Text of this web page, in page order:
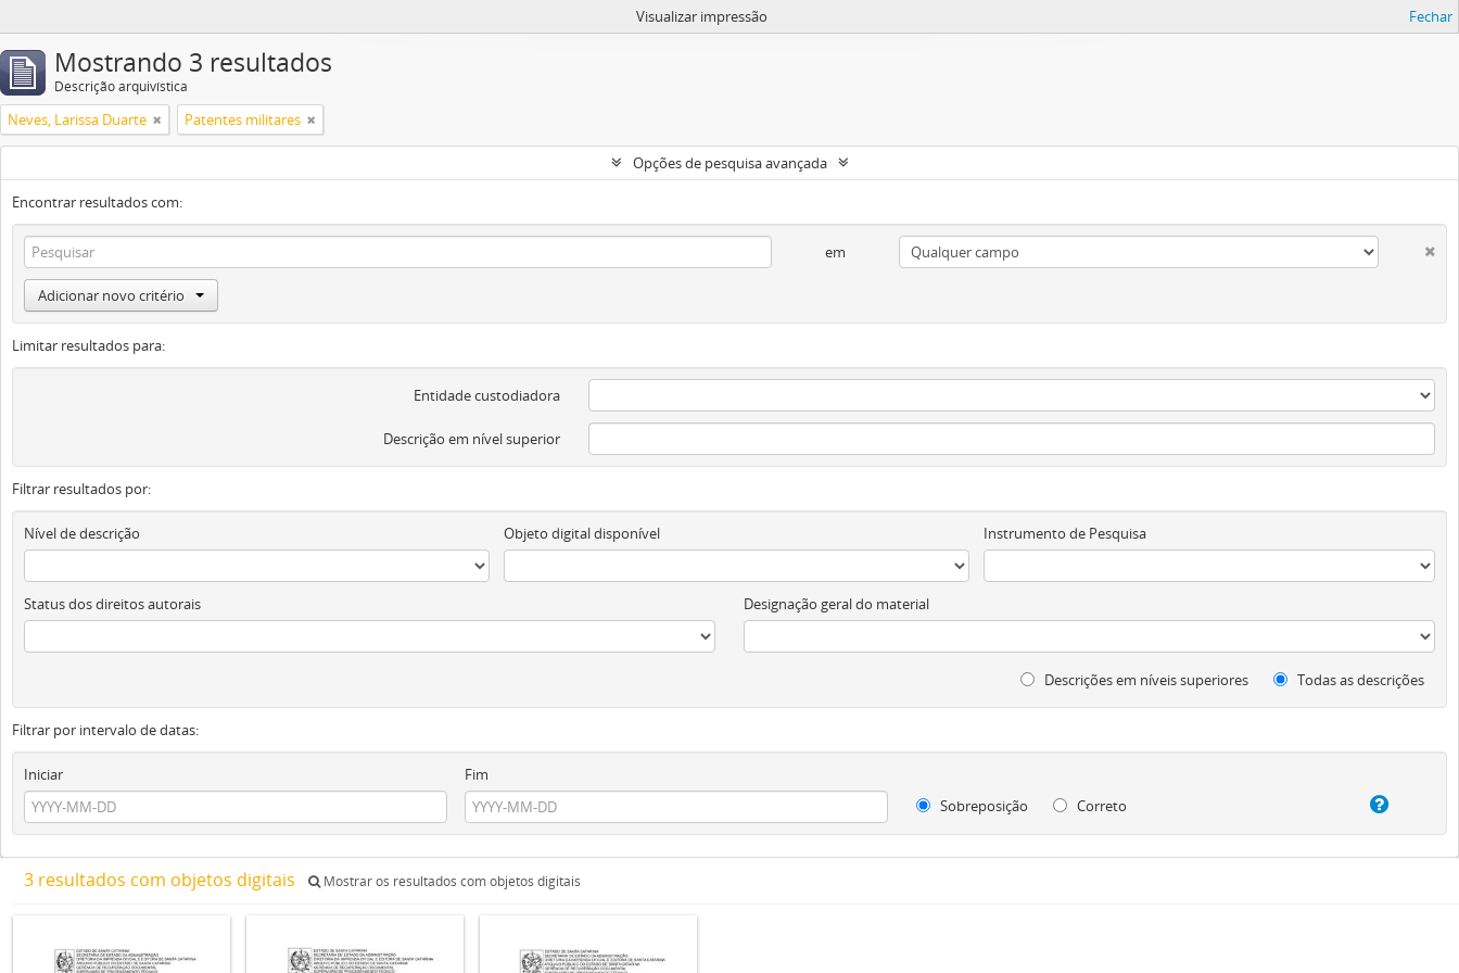
Visualizar impressão Fechar
Mostrando 3 resultados
Descrição arquivística
Neves, Larissa Duarte Patentes militares
Opções de pesquisa avançada
Encontrar resultados com:
em
Adicionar novo critério
Limitar resultados para:
Entidade custodiadora
Descrição em nível superior
Filtrar resultados por:
Nível de descrição Objeto digital disponível Instrumento de Pesquisa
Status dos direitos autorais Designação geral do material
Descrições em níveis superiores Todas as descrições
Filtrar por intervalo de datas:
Iniciar
Fim
Sobreposição
Correto
3 resultados com objetos digitais Mostrar os resultados com objetos digitais